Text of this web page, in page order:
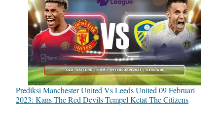
Prediksi Manchester United Vs Leeds United 09 Februari
2023: Kans The Red Devils Tempel Ketat The Citizens